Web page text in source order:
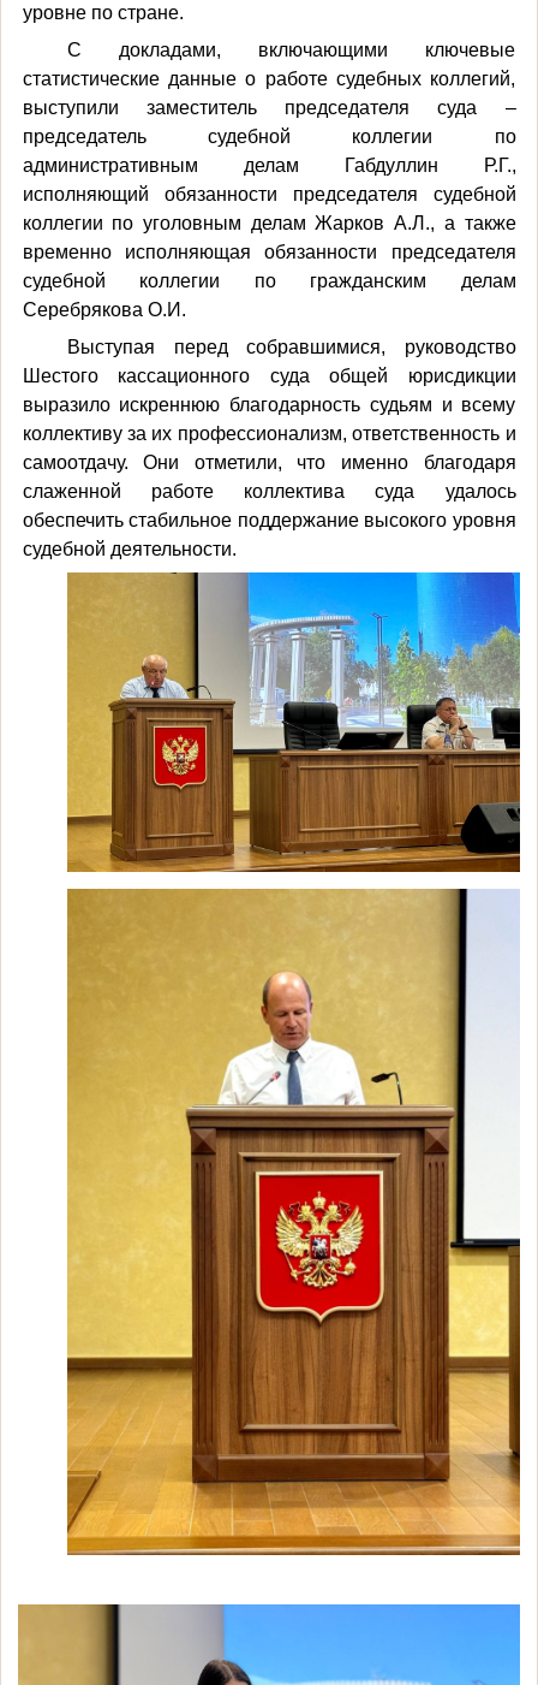
уровне по стране.
С докладами, включающими ключевые
статистические данные о работе судебных коллегий,
выступили заместитель председателя суда –
председатель судебной коллегии по
административным делам Габдуллин Р.Г.,
исполняющий обязанности председателя судебной
коллегии по уголовным делам Жарков А.Л., а также
временно исполняющая обязанности председателя
судебной коллегии по гражданским делам
Серебрякова О.И.
Выступая перед собравшимися, руководство
Шестого кассационного суда общей юрисдикции
выразило искреннюю благодарность судьям и всему
коллективу за их профессионализм, ответственность и
самоотдачу. Они отметили, что именно благодаря
слаженной работе коллектива суда удалось
обеспечить стабильное поддержание высокого уровня
судебной деятельности.